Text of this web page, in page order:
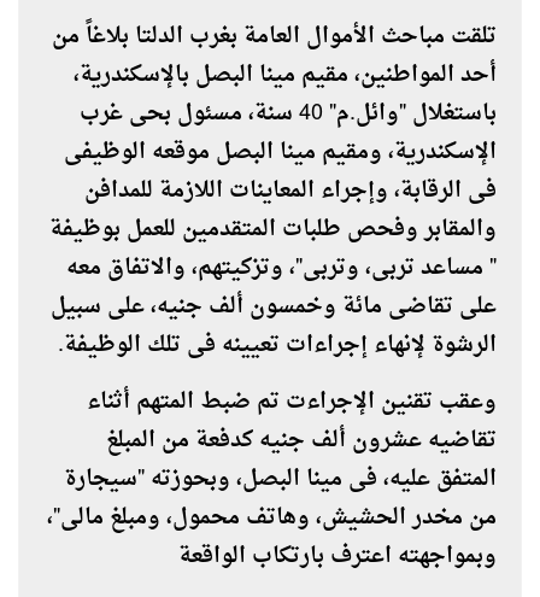
تلقت مباحث الأموال العامة بغرب الدلتا بلاغاً من
أحد المواطنين، مقيم مينا البصل بالإسكندرية،
باستغلال "وائل.م" 40 سنة، مسئول بحى غرب
الإسكندرية، ومقيم مينا البصل موقعه الوظيفى
فى الرقابة، وإجراء المعاينات اللازمة للمدافن
والمقابر وفحص طلبات المتقدمين للعمل بوظيفة
" مساعد تربى، وتربى"، وتزكيتهم، والاتفاق معه
على تقاضى مائة وخمسون ألف جنيه، على سبيل
الرشوة لإنهاء إجراءات تعيينه فى تلك الوظيفة.
وعقب تقنين الإجراءت تم ضبط المتهم أثناء
تقاضيه عشرون ألف جنيه كدفعة من المبلغ
المتفق عليه، فى مينا البصل، وبحوزته "سيجارة
من مخدر الحشيش، وهاتف محمول، ومبلغ مالى"،
وبمواجهته اعترف بارتكاب الواقعة